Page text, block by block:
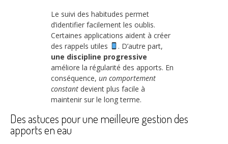
Le suivi des habitudes permet
d’identifier facilement les oublis.
Certaines applications aident à créer
des rappels utiles
. D’autre part,
une discipline progressive
améliore la régularité des apports. En
conséquence, un comportement
constant devient plus facile à
maintenir sur le long terme.
Des astuces pour une meilleure gestion des
apports en eau